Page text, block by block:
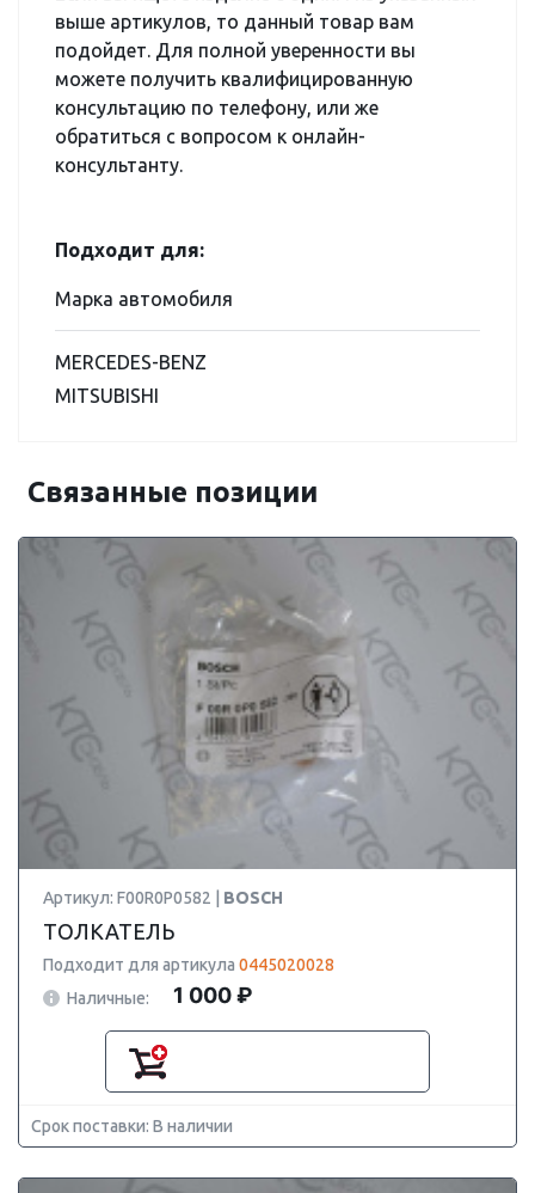
выше артикулов, то данный товар вам
подойдет. Для полной уверенности вы
можете получить квалифицированную
консультацию по телефону, или же
обратиться с вопросом к онлайн-
консультанту.
Подходит для:
Марка автомобиля
MERCEDES-BENZ
MITSUBISHI
Связанные позиции
Артикул: F00R0P0582 | BOSCH
ТОЛКАТЕЛЬ
Подходит для артикула 0445020028
Наличные:
1 000 ₽
Срок поставки: В наличии